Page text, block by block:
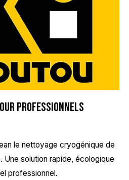
professionnels
le nettoyage cryogénique de
Une solution rapide, écologique
professionnel.